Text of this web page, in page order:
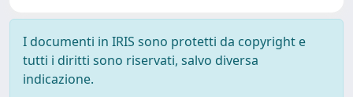
I documenti in IRIS sono protetti da copyright e
tutti i diritti sono riservati, salvo diversa
indicazione.